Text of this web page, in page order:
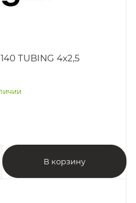
TUBING 4x2,5
В корзину